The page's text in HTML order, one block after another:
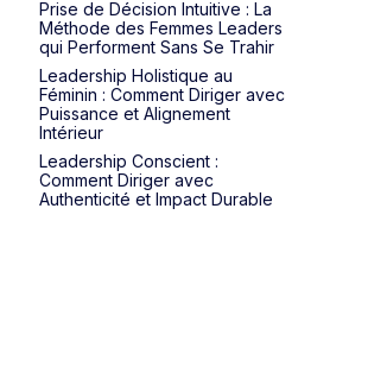
Prise de Décision Intuitive : La
Méthode des Femmes Leaders
qui Performent Sans Se Trahir
Leadership Holistique au
Féminin : Comment Diriger avec
Puissance et Alignement
Intérieur
Leadership Conscient :
Comment Diriger avec
Authenticité et Impact Durable